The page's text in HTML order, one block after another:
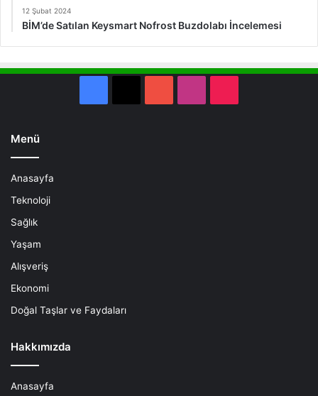
12 Şubat 2024
BİM’de Satılan Keysmart Nofrost Buzdolabı İncelemesi
Menü
Anasayfa
Teknoloji
Sağlık
Yaşam
Alışveriş
Ekonomi
Doğal Taşlar ve Faydaları
Hakkımızda
Anasayfa